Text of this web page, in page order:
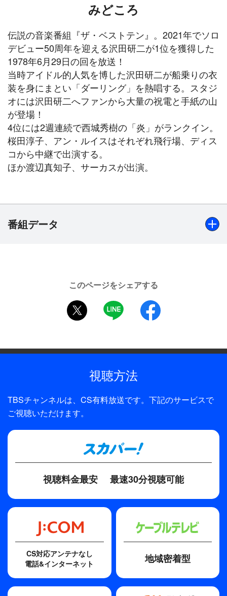
みどころ
伝説の音楽番組『ザ・ベストテン』。2021年でソロ
デビュー50周年を迎える沢田研二が1位を獲得した
1978年6月29日の回を放送！
当時アイドル的人気を博した沢田研二が船乗りの衣
装を身にまとい「ダーリング」を熱唱する。スタジ
オには沢田研二へファンから大量の祝電と手紙の山
が登場！
4位には2週連続で西城秀樹の「炎」がランクイン。
桜田淳子、アン・ルイスはそれぞれ飛行場、ディス
コから中継で出演する。
ほか渡辺真知子、サーカスが出演。
番組データ
黒柳徹子（MC）、久米宏（MC）、沢田研二、西城秀樹、
制作
このページをシェアする
twitter
LINE
視聴方法
TBSチャンネルは、CS有料放送です。下記のサービスで
ご視聴いただけます。
視聴料金最安 最速30分視聴可能
CS対応アンテナなし
電話&インターネット
地域密着型